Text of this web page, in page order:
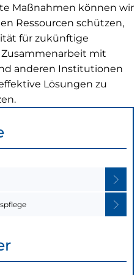
Maßnahmen können wir
Ressourcen schützen,
für zukünftige
Zusammenarbeit mit
anderen Institutionen
Lösungen zu